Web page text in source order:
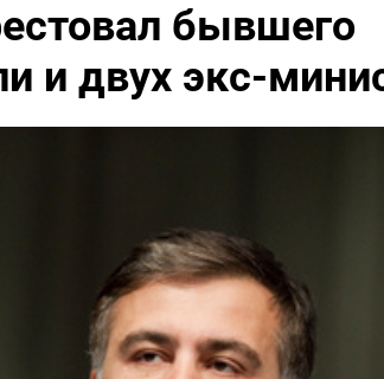
бывшего
и двух экс-